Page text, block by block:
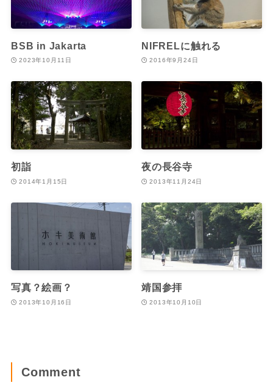
BSB in Jakarta
2023年10月11日
NIFRELに触れる
2016年9月24日
初詣
2014年1月15日
夜の長谷寺
2013年11月24日
写真？絵画？
2013年10月16日
靖国参拝
2013年10月10日
Comment